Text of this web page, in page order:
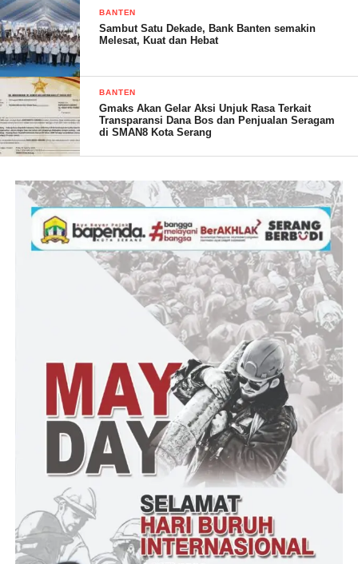
Kejadian ini juga menjadi peringatan bagi pemilik atau penjaga
counter handphone lainnya agar lebih berhati-hati dalam
melayani calon konsumen. Modus operandi kejahatan semakin
pelik dan beragam, sehingga dibutuhkan tingkat kewaspadaan
yang tinggi untuk melindungi diri dan usaha dari tindak
kejahatan semacam ini.
(Hermawan/ RG)
Post Views: 22
BANTEN
Sambut Satu Dekade, Bank Banten semakin
Melesat, Kuat dan Hebat
BANTEN
Gmaks Akan Gelar Aksi Unjuk Rasa Terkait
Transparansi Dana Bos dan Penjualan Seragam
di SMAN8 Kota Serang